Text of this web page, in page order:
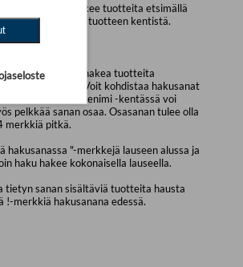
hakulomake hakee tuotteita etsimällä
kaikista tuotteen kentistä.
haku:
haun avulla voit hakea tuotteita
hakukriteereillä. Voit kohdistaa hakusanat
kentille. Tuotenimi -kentässä voi
pelkkää sanan osaa. Osasanan tulee olla
merkkiä pitkä.
hakusanassa "-merkkejä lauseen alussa ja
haku hakee kokonaisella lauseella.
tietyn sanan sisältäviä tuotteita hausta
!-merkkiä hakusanana edessä.